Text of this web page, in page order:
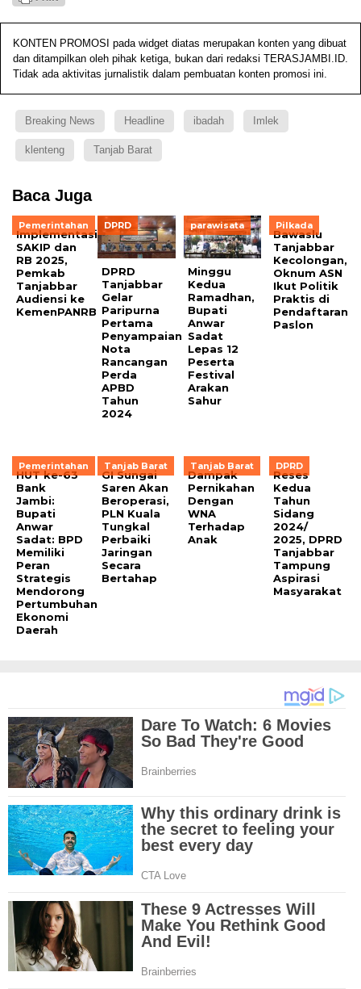
KONTEN PROMOSI pada widget diatas merupakan konten yang dibuat
dan ditampilkan oleh pihak ketiga, bukan dari redaksi TERASJAMBI.ID.
Tidak ada aktivitas jurnalistik dalam pembuatan konten promosi ini.
Breaking News Headline ibadah Imlek
klenteng Tanjab Barat
Baca Juga
Pemerintahan
Implementasi
SAKIP dan
RB 2025,
Pemkab
Tanjabbar
Audiensi ke
KemenPANRB
DPRD
DPRD
Tanjabbar
Gelar
Paripurna
Pertama
Penyampaian
Nota
Rancangan
Perda
APBD
Tahun
2024
parawisata
Minggu
Kedua
Ramadhan,
Bupati
Anwar
Sadat
Lepas 12
Peserta
Festival
Arakan
Sahur
Pilkada
Bawaslu
Tanjabbar
Kecolongan,
Oknum ASN
Ikut Politik
Praktis di
Pendaftaran
Paslon
Pemerintahan
HUT ke-63
Bank
Jambi:
Bupati
Anwar
Sadat: BPD
Memiliki
Peran
Strategis
Mendorong
Pertumbuhan
Ekonomi
Daerah
Tanjab Barat
GI Sungai
Saren Akan
Beroperasi,
PLN Kuala
Tungkal
Perbaiki
Jaringan
Secara
Bertahap
Tanjab Barat
Dampak
Pernikahan
Dengan
WNA
Terhadap
Anak
DPRD
Reses
Kedua
Tahun
Sidang
2024/
2025, DPRD
Tanjabbar
Tampung
Aspirasi
Masyarakat